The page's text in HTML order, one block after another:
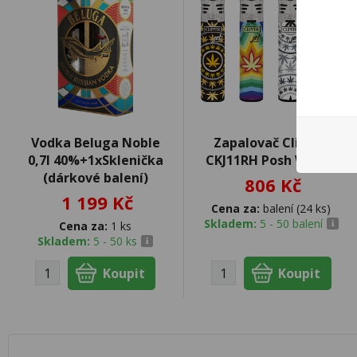
Vodka Beluga Noble
0,7l 40%+1xSklenička
(dárkové balení)
1 199 Kč
Cena za: 1 ks
Skladem: 5 - 50 ks
Zapalovač Clipper
CKJ11RH Posh Weeds
806 Kč
Cena za: balení (24 ks)
Skladem: 5 - 50 balení